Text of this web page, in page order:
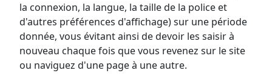
la connexion, la langue, la taille de la police et
d'autres préférences d'affichage) sur une période
donnée, vous évitant ainsi de devoir les saisir à
nouveau chaque fois que vous revenez sur le site
ou naviguez d'une page à une autre.